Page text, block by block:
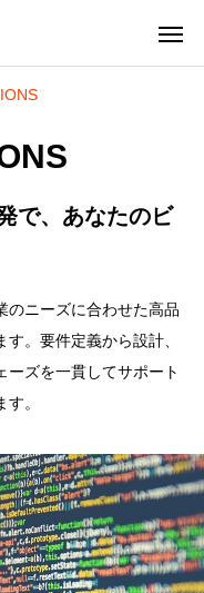
で、あなたのビ
のニーズに合わせた高品
。要件定義から設計、
ーズを一貫してサポート
。